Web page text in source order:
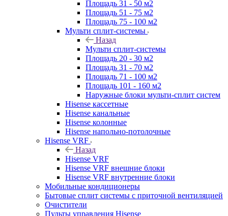
Площадь 31 - 50 м2
Площадь 51 - 75 м2
Площадь 75 - 100 м2
Мульти сплит-системы
Назад
Мульти сплит-системы
Площадь 20 - 30 м2
Площадь 31 - 70 м2
Площадь 71 - 100 м2
Площадь 101 - 160 м2
Наружные блоки мульти-сплит систем
Hisense кассетные
Hisense канальные
Hisense колонные
Hisense напольно-потолочные
Hisense VRF
Назад
Hisense VRF
Hisense VRF внешние блоки
Hisense VRF внутренние блоки
Мобильные кондиционеры
Бытовые сплит системы с приточной вентиляцией
Очистители
Пульты управления Hisense